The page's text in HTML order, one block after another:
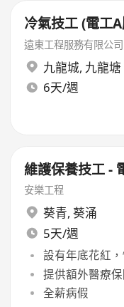
冷氣技工 (電工
遠東工程服務有限公司
九龍城, 九龍塘
6天/週
維護保養技工 -
安樂工程
葵青, 葵涌
5天/週
設有年底花紅
提供額外醫療
全薪病假